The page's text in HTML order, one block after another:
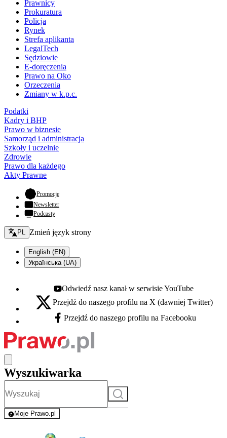
Prawnicy
Prokuratura
Policja
Rynek
Strefa aplikanta
LegalTech
Sędziowie
E-doręczenia
Prawo na Oko
Orzeczenia
Zmiany w k.p.c.
Podatki
Kadry i BHP
Prawo w biznesie
Samorząd i administracja
Szkoły i uczelnie
Zdrowie
Prawo dla każdego
Akty Prawne
Promocje- otwiera się w nowej karcie
Newsletter
Podcasty
Zmień język - bieżący:
PL Zmień język strony
English (EN)
Українська (UA)
Youtube - otwiera się w nowej karcie
Odwiedź nasz kanał w serwisie YouTube
X - otwiera się w nowej karcie
Przejdź do naszego profilu na X (dawniej Twitter)
Facebook - otwiera się w nowej karcie
Przejdź do naszego profilu na Facebooku
Wyszukiwarka
Szukaj
Moje Prawo.pl
- rejestracja i logowanie do serwisu